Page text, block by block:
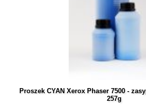
Proszek CYAN Xerox Phaser 7500 -
257g